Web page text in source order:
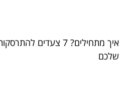
איך מתחילים? 7 צעדים
שלכם